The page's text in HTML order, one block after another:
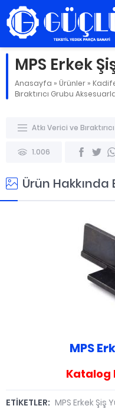
MPS Erkek
Anasayfa » Ürünler »
Bıraktırıcı Grubu
Atkı Verici ve
1.006
Ürün Hakkında
MPS
ETİKETLER: MPS Erkek Şiş